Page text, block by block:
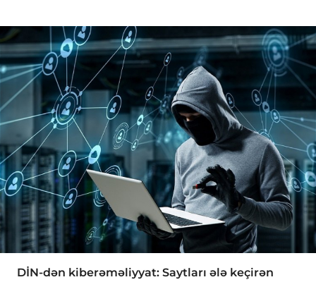
DİN-dən kiberəməliyyat: Saytları ələ keçirən